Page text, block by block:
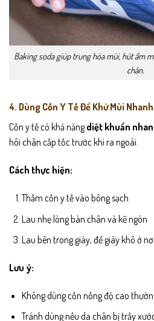
Baking soda giúp trung hòa mùi, hút ẩm
chân.
4. Dùng Cồn Y Tế Để Khử Mùi Nhanh
Cồn y tế có khả năngdiệt khuẩn
hôi chân cấp tốc trước khi ra ngoài.
Cách thực hiện:
Thấm cồn y tế vào bông sạch
Lau nhẹ lòng bàn chân và kẽ ngón
Lau bên trong giày, để giày khô ở
Lưu ý:
Không dùng cồn nồng độ cao
Tránh dùng nếu da chân bị trầy